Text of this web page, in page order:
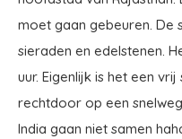
moet gaan gebeuren. De
sieraden en edelstenen.
uur. Eigenlijk is het een
rechtdoor op een
India gaan niet samen